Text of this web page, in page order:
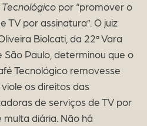
Tecnológico por “promover o
TV por assinatura”. O juiz
Biolcati, da 22ª Vara
São Paulo, determinou que o
Tecnológico removesse
os direitos das
de serviços de TV por
diária. Não há